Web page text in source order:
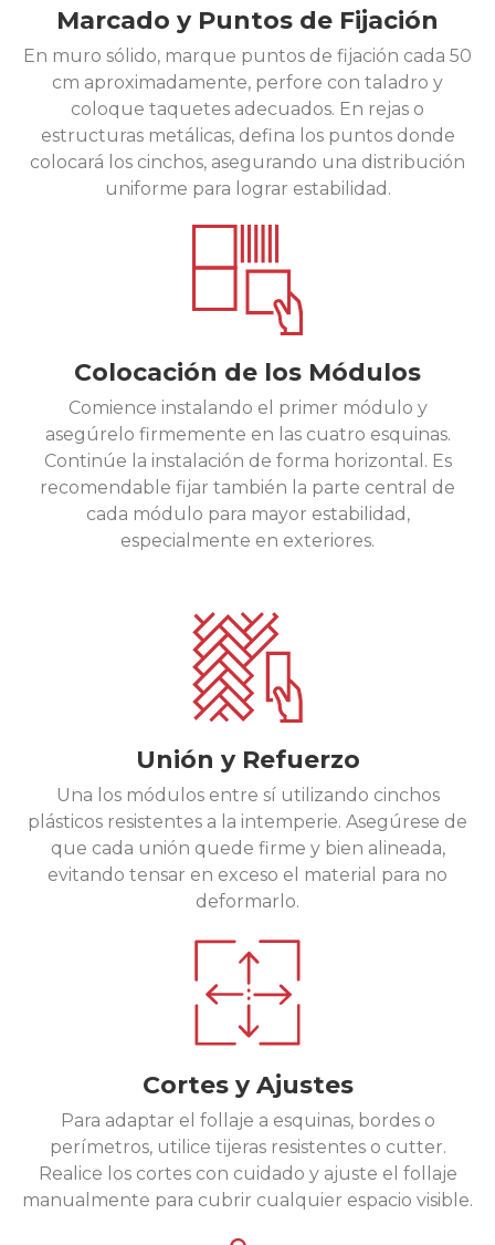
Marcado y Puntos de Fijación
En muro sólido, marque puntos de fijación cada 50
cm aproximadamente, perfore con taladro y
coloque taquetes adecuados. En rejas o
estructuras metálicas, defina los puntos donde
colocará los cinchos, asegurando una distribución
uniforme para lograr estabilidad.
Colocación de los Módulos
Comience instalando el primer módulo y
asegúrelo firmemente en las cuatro esquinas.
Continúe la instalación de forma horizontal. Es
recomendable fijar también la parte central de
cada módulo para mayor estabilidad,
especialmente en exteriores.
Unión y Refuerzo
Una los módulos entre sí utilizando cinchos
plásticos resistentes a la intemperie. Asegúrese de
que cada unión quede firme y bien alineada,
evitando tensar en exceso el material para no
deformarlo.
Cortes y Ajustes
Para adaptar el follaje a esquinas, bordes o
perímetros, utilice tijeras resistentes o cutter.
Realice los cortes con cuidado y ajuste el follaje
manualmente para cubrir cualquier espacio visible.